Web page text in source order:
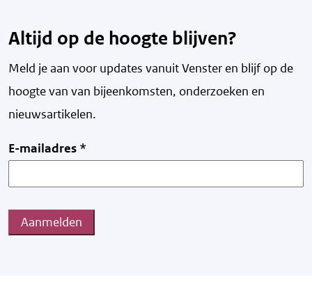
Altijd op de hoogte blijven?
Meld je aan voor updates vanuit Venster en blijf op de
hoogte van van bijeenkomsten, onderzoeken en
nieuwsartikelen.
E-mailadres *
Aanmelden